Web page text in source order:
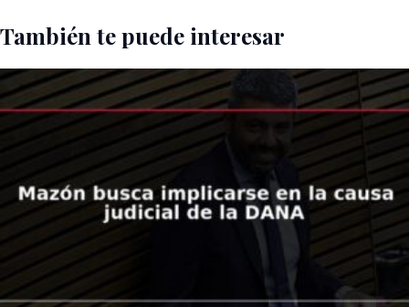
También te puede interesar